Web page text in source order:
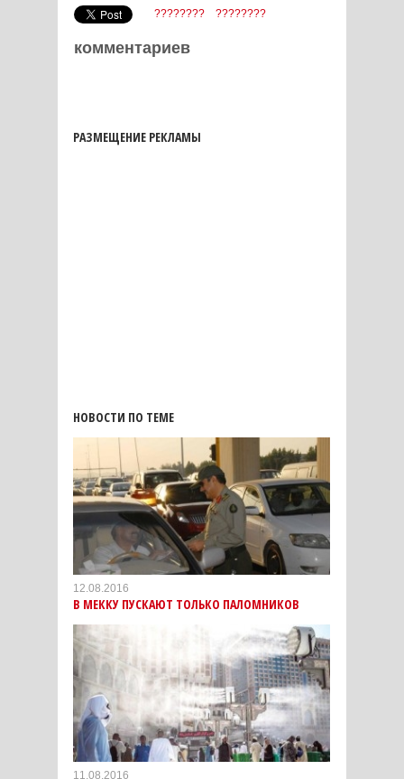
???????? ????????
комментариев
РАЗМЕЩЕНИЕ РЕКЛАМЫ
НОВОСТИ ПО ТЕМЕ
12.08.2016
В МЕККУ ПУСКАЮТ ТОЛЬКО ПАЛОМНИКОВ
11.08.2016